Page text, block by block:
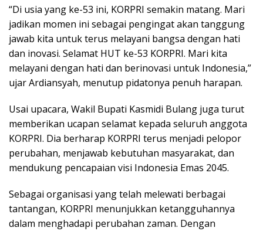
“Di usia yang ke-53 ini, KORPRI semakin matang. Mari
jadikan momen ini sebagai pengingat akan tanggung
jawab kita untuk terus melayani bangsa dengan hati
dan inovasi. Selamat HUT ke-53 KORPRI. Mari kita
melayani dengan hati dan berinovasi untuk Indonesia,”
ujar Ardiansyah, menutup pidatonya penuh harapan.
Usai upacara, Wakil Bupati Kasmidi Bulang juga turut
memberikan ucapan selamat kepada seluruh anggota
KORPRI. Dia berharap KORPRI terus menjadi pelopor
perubahan, menjawab kebutuhan masyarakat, dan
mendukung pencapaian visi Indonesia Emas 2045.
Sebagai organisasi yang telah melewati berbagai
tantangan, KORPRI menunjukkan ketangguhannya
dalam menghadapi perubahan zaman. Dengan